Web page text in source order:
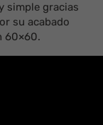
simple gracias
su acabado
60×60.